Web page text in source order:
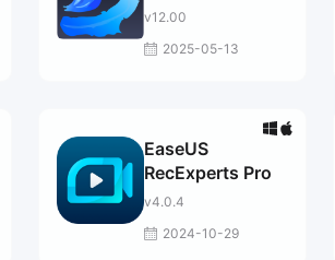
v12.00
2025-05-13
EaseUS
RecExperts Pro
v4.0.4
2024-10-29